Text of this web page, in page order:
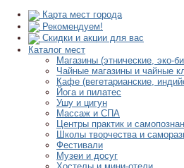
Карта мест города
Рекомендуем!
Скидки и акции для вас
Каталог мест
Магазины (этнические, эко-
Чайные магазины и чайные
Кафе (вегетарианские,
Йога и пилатес
Ушу и цигун
Массаж и СПА
Центры практик и
Школы творчества и
Фестивали
Музеи и досуг